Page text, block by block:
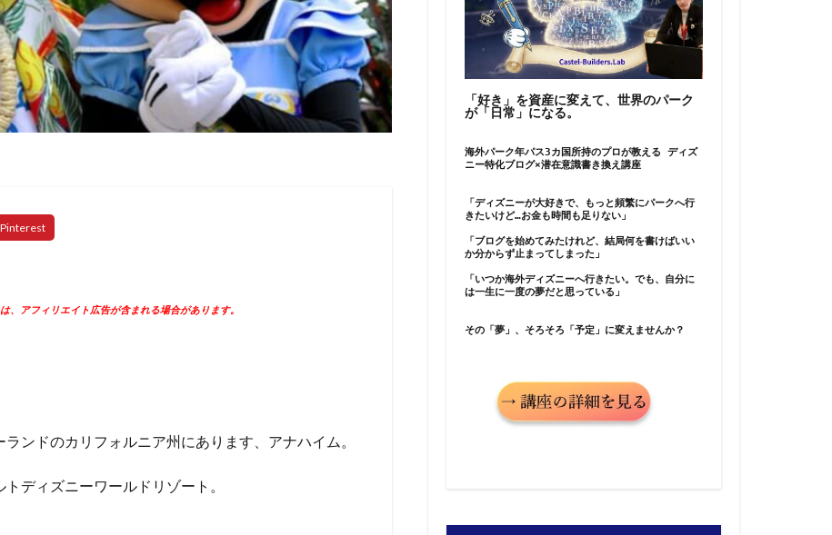
アフィリエイト広告が含まれる場合があります。
ンドのカリフォルニア州にあります、アナハイム。
ディズニーワールドリゾート。
「好き」を資産に変えて、世界のパーク
が「日常」になる。
海外パーク年パス3カ国所持のプロが教える ディズ
ニー特化ブログ×潜在意識書き換え講座
「ディズニーが大好きで、もっと頻繁にパークへ行
きたいけど…お金も時間も足りない」
「ブログを始めてみたけれど、結局何を書けばいい
か分からず止まってしまった」
「いつか海外ディズニーへ行きたい。でも、自分に
は一生に一度の夢だと思っている」
その「夢」、そろそろ「予定」に変えませんか？